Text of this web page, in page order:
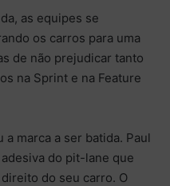
as equipes se
os carros para uma
de não prejudicar tanto
na Sprint e na Feature
marca a ser batida. Paul
do pit-lane que
do seu carro. O